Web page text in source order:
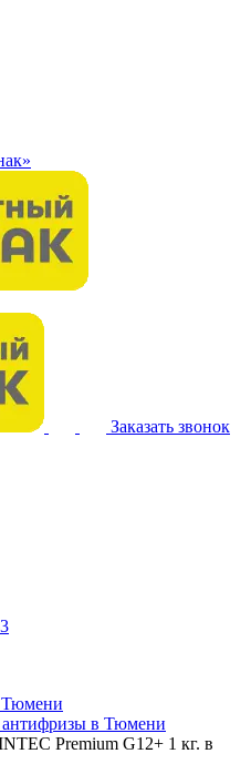
Заказать звонок
Тюмени
в Тюмени
Premium G12+ 1 кг. в